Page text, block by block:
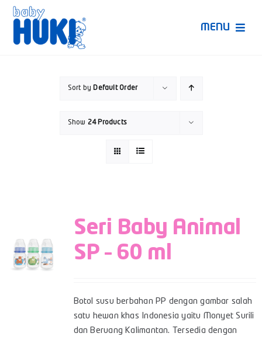
Skip
content
MENU
Sort by Default Order
Show 24 Products
Seri Baby Animal
SP – 60 ml
Botol susu berbahan PP dengan gambar salah
satu hewan khas Indonesia yaitu Monyet Surili
dan Beruang Kalimantan. Tersedia dengan